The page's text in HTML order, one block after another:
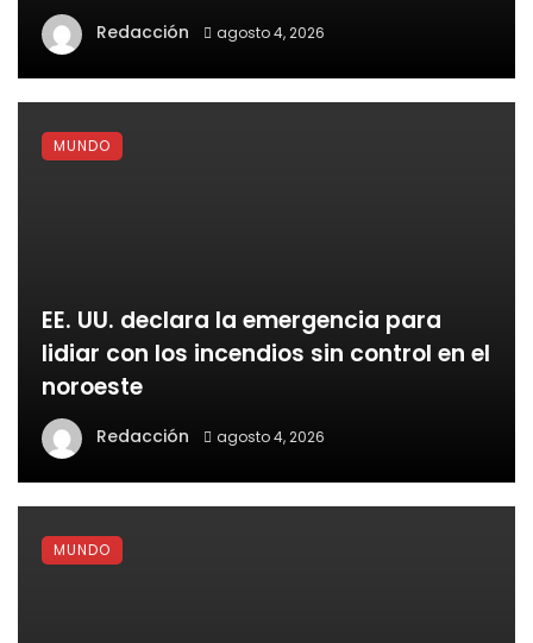
Redacción agosto 4, 2026
EE. UU. declara la emergencia para
lidiar con los incendios sin control en el
noroeste
Redacción agosto 4, 2026
MUNDO
MUNDO